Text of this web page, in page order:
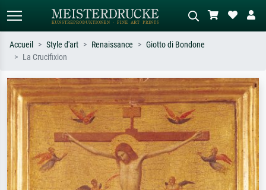
Recherchez par artiste, titre ou style –
ex. Monet, Nuit étoilée,
impressionnisme, vague de Hokusai,
nu.
Décrivez la scène – ex. prairie verte,
abstrait avec beaucoup de rouge,
tableau sombre, nu debout près d'un
arbre.
Accueil Style d'art Renaissance
Giotto di Bondone
La Crucifixion